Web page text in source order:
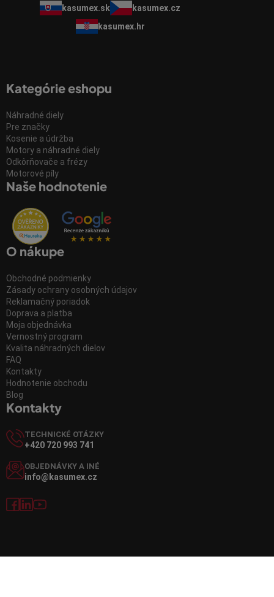
kasumex.sk
kasumex.cz
kasumex.hr
Kategórie eshopu
Náhradné diely
Pre značky
Kosenie a údržba
Motory a náhradné diely
Odkôrňovače a frézy
Motorové píly
Naše hodnotenie
O nákupe
Obchodné podmienky
Zásady ochrany osobných údajov
Reklamačný poriadok
Doprava a platba
Moja objednávka
Vernostný program
Kvalita náhradných dielov
FAQ
Kontakty
Hodnotenie obchodu
Blog
Kontakty
TECHNICKÉ OTÁZKY
+420 720 993 741
OBJEDNÁVKY A INÉ
info@kasumex.cz